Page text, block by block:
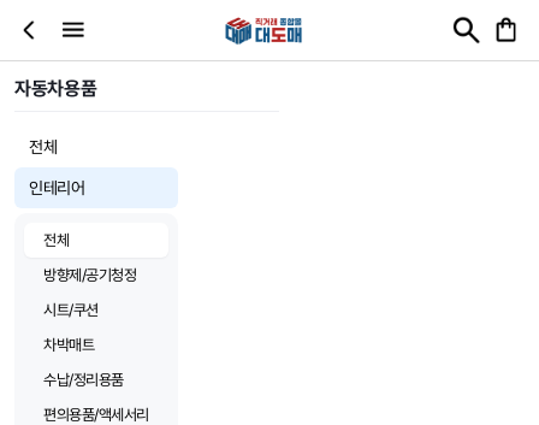
자동차용품
전체
인테리어
전체
방향제/공기청정
시트/쿠션
차박매트
수납/정리용품
편의용품/액세서리